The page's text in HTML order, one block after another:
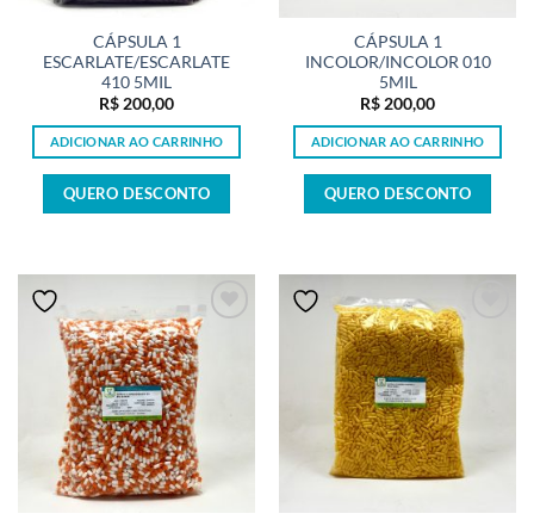
CÁPSULA 1
ESCARLATE/ESCARLATE
410 5MIL
R$200,00
ADICIONAR AO CARRINHO
QUERO DESCONTO
CÁPSULA 1
INCOLOR/INCOLOR 010
5MIL
R$200,00
ADICIONAR AO CARRINHO
QUERO DESCONTO